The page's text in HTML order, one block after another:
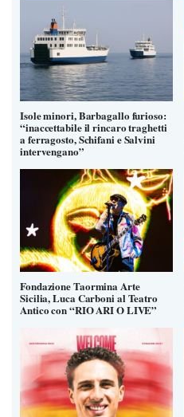
Isole minori, Barbagallo furioso:
“inaccettabile il rincaro traghetti
a ferragosto, Schifani e Salvini
intervengano”
Fondazione Taormina Arte
Sicilia, Luca Carboni al Teatro
Antico con “RIO ARI O LIVE”